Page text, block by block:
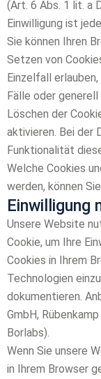
(Art. 6 Abs. 1 lit. a
Einwilligung ist
Sie können Ihren
Setzen von
Einzelfall
Fälle oder
Löschen der
aktivieren. Bei der
Funktionalität
Welche Cookies
werden, können
Einwilligung
Unsere Website
Cookie, um Ihre
Cookies in Ihrem
Technologien
dokumentieren.
GmbH,
Borlabs).
Wenn Sie unsere
in Ihrem Browser